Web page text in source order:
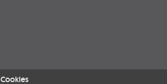
Cookies